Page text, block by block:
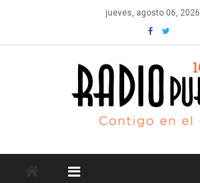
content
jueves, agosto 06, 2026